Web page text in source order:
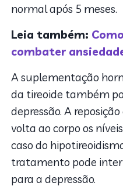
normal após 5 meses.
Leia também:
combater
A suplementação
da tireoide também
depressão. A
volta ao corpo os
caso do
tratamento pode
para a depressão.